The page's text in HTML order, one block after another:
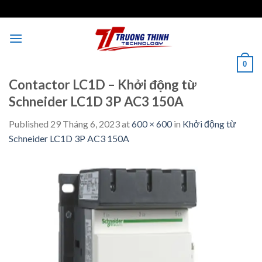
to
content
0
Contactor LC1D – Khởi động từ
Schneider LC1D 3P AC3 150A
Published 29 Tháng 6, 2023at600 × 600in Khởi động từ
Schneider LC1D 3P AC3 150A